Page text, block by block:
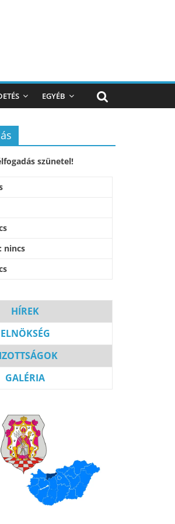
EGYÉB
szünetel!
nincs
HÍREK
ELNÖKSÉG
TSÁGOK
GALÉRIA